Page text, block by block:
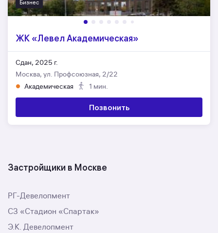
Бизнес
ЖК «Левел Академическая»
Сдан, 2025 г.
Москва, ул. Профсоюзная, 2/22
Академическая
1 мин.
Позвонить
Застройщики в Москве
РГ-Девелопмент
СЗ «Стадион «Спартак»
Э.К. Девелопмент